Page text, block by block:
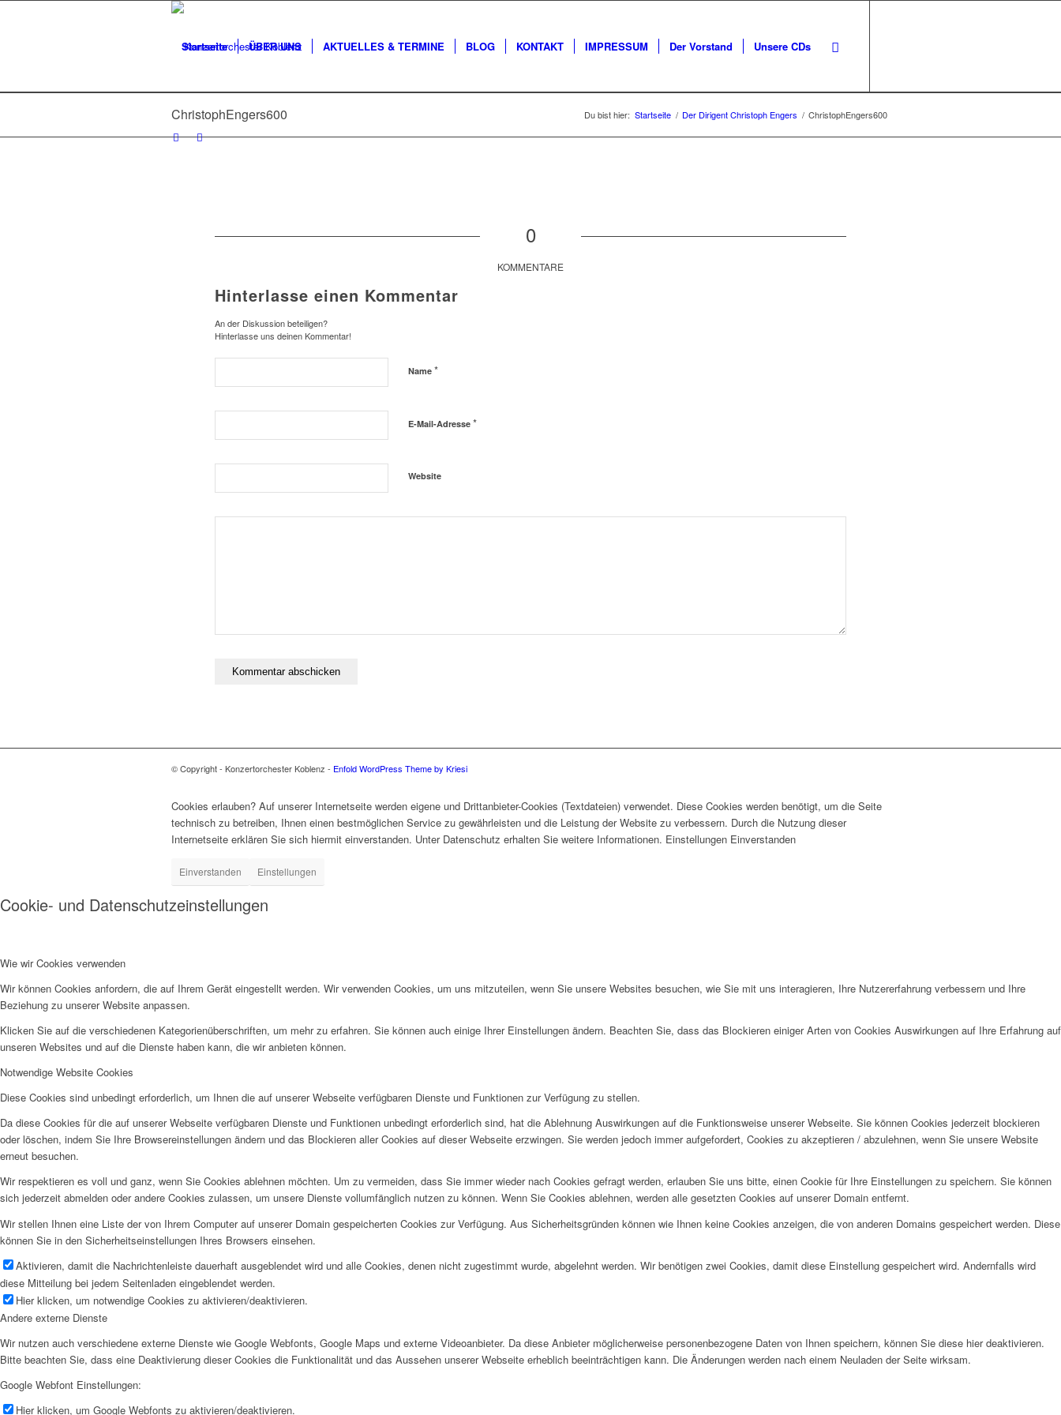
Startseite ÜBER UNS AKTUELLES & TERMINE BLOG KONTAKT IMPRESSUM Der Vorstand Unsere CDs
ChristophEngers600 Du bist hier: Startseite / Der Dirigent Christoph Engers / ChristophEngers600
0
KOMMENTARE
Hinterlasse einen Kommentar
An der Diskussion beteiligen?
Hinterlasse uns deinen Kommentar!
Name *
E-Mail-Adresse *
Website
© Copyright - Konzertorchester Koblenz - Enfold WordPress Theme by Kriesi
Cookies erlauben? Auf unserer Internetseite werden eigene und Drittanbieter-Cookies (Textdateien) verwendet. Diese Cookies werden benötigt, um die Seite
technisch zu betreiben, Ihnen einen bestmöglichen Service zu gewährleisten und die Leistung der Website zu verbessern. Durch die Nutzung dieser
Internetseite erklären Sie sich hiermit einverstanden. Unter Datenschutz erhalten Sie weitere Informationen. Einstellungen Einverstanden
Einverstanden Einstellungen
Cookie- und Datenschutzeinstellungen
Wie wir Cookies verwenden
Wir können Cookies anfordern, die auf Ihrem Gerät eingestellt werden. Wir verwenden Cookies, um uns mitzuteilen, wenn Sie unsere Websites besuchen, wie Sie mit uns interagieren, Ihre Nutzererfahrung verbessern und Ihre
Beziehung zu unserer Website anpassen.
Klicken Sie auf die verschiedenen Kategorienüberschriften, um mehr zu erfahren. Sie können auch einige Ihrer Einstellungen ändern. Beachten Sie, dass das Blockieren einiger Arten von Cookies Auswirkungen auf Ihre Erfahrung auf
unseren Websites und auf die Dienste haben kann, die wir anbieten können.
Notwendige Website Cookies
Diese Cookies sind unbedingt erforderlich, um Ihnen die auf unserer Webseite verfügbaren Dienste und Funktionen zur Verfügung zu stellen.
Da diese Cookies für die auf unserer Webseite verfügbaren Dienste und Funktionen unbedingt erforderlich sind, hat die Ablehnung Auswirkungen auf die Funktionsweise unserer Webseite. Sie können Cookies jederzeit blockieren
oder löschen, indem Sie Ihre Browsereinstellungen ändern und das Blockieren aller Cookies auf dieser Webseite erzwingen. Sie werden jedoch immer aufgefordert, Cookies zu akzeptieren / abzulehnen, wenn Sie unsere Website
erneut besuchen.
Wir respektieren es voll und ganz, wenn Sie Cookies ablehnen möchten. Um zu vermeiden, dass Sie immer wieder nach Cookies gefragt werden, erlauben Sie uns bitte, einen Cookie für Ihre Einstellungen zu speichern. Sie können
sich jederzeit abmelden oder andere Cookies zulassen, um unsere Dienste vollumfänglich nutzen zu können. Wenn Sie Cookies ablehnen, werden alle gesetzten Cookies auf unserer Domain entfernt.
Wir stellen Ihnen eine Liste der von Ihrem Computer auf unserer Domain gespeicherten Cookies zur Verfügung. Aus Sicherheitsgründen können wie Ihnen keine Cookies anzeigen, die von anderen Domains gespeichert werden. Diese
können Sie in den Sicherheitseinstellungen Ihres Browsers einsehen.
Aktivieren, damit die Nachrichtenleiste dauerhaft ausgeblendet wird und alle Cookies, denen nicht zugestimmt wurde, abgelehnt werden. Wir benötigen zwei Cookies, damit diese Einstellung gespeichert wird. Andernfalls wird
diese Mitteilung bei jedem Seitenladen eingeblendet werden.
Hier klicken, um notwendige Cookies zu aktivieren/deaktivieren.
Andere externe Dienste
Wir nutzen auch verschiedene externe Dienste wie Google Webfonts, Google Maps und externe Videoanbieter. Da diese Anbieter möglicherweise personenbezogene Daten von Ihnen speichern, können Sie diese hier deaktivieren.
Bitte beachten Sie, dass eine Deaktivierung dieser Cookies die Funktionalität und das Aussehen unserer Webseite erheblich beeinträchtigen kann. Die Änderungen werden nach einem Neuladen der Seite wirksam.
Google Webfont Einstellungen:
Hier klicken, um Google Webfonts zu aktivieren/deaktivieren.